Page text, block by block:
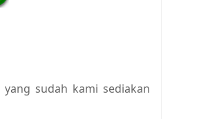
yang sudah kami sediakan